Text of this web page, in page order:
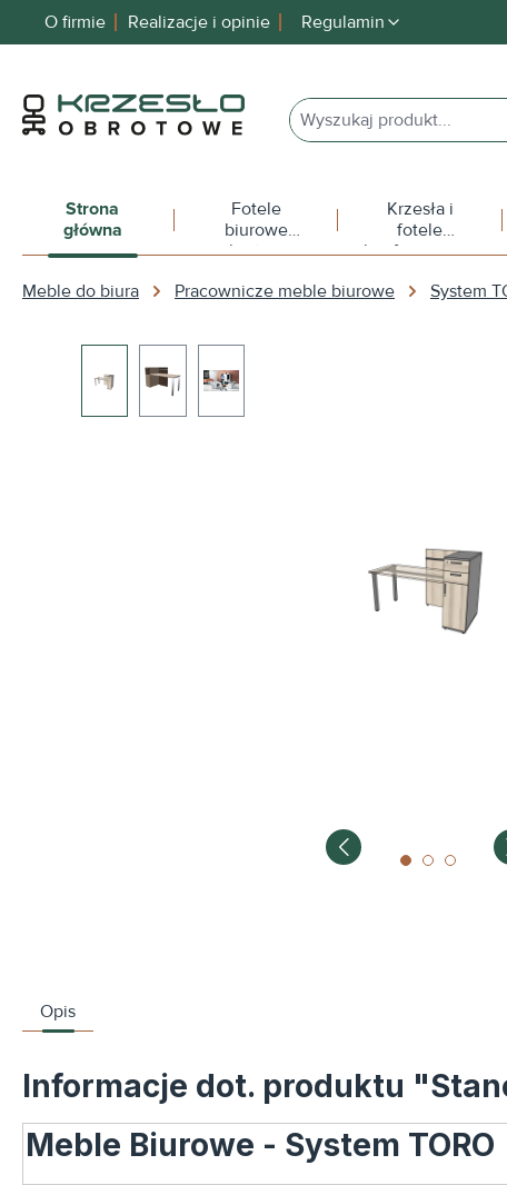
Przejdź do głównej nawigacji
O firmie Realizacje i opinie Regulamin
Strona
główna
Fotele
biurowe
obrotowe
Krzesła i
fotele
konferencyjne
Meble do biura Pracownicze meble biurowe System
Opis
Informacje dot. produktu
Meble Biurowe - System TORO